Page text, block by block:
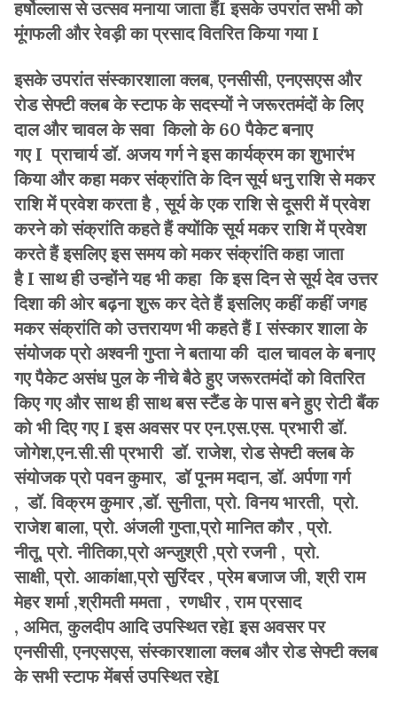
हर्षोल्लास से उत्सव मनाया जाता हैंI इसके उपरांत सभी को
मूंगफली और रेवड़ी का प्रसाद वितरित किया गया I
इसके उपरांत संस्कारशाला क्लब, एनसीसी, एनएसएस और
रोड सेफ्टी क्लब के स्टाफ के सदस्यों ने जरूरतमंदों के लिए
दाल और चावल के सवा किलो के 60 पैकेट बनाए
गए I प्राचार्य डॉ. अजय गर्ग ने इस कार्यक्रम का शुभारंभ
किया और कहा मकर संक्रांति के दिन सूर्य धनु राशि से मकर
राशि में प्रवेश करता है , सूर्य के एक राशि से दूसरी में प्रवेश
करने को संक्रांति कहते हैं क्योंकि सूर्य मकर राशि में प्रवेश
करते हैं इसलिए इस समय को मकर संक्रांति कहा जाता
है I साथ ही उन्होंने यह भी कहा कि इस दिन से सूर्य देव उत्तर
दिशा की ओर बढ़ना शुरू कर देते हैं इसलिए कहीं कहीं जगह
मकर संक्रांति को उत्तरायण भी कहते हैं I संस्कार शाला के
संयोजक प्रो अश्वनी गुप्ता ने बताया की दाल चावल के बनाए
गए पैकेट असंध पुल के नीचे बैठे हुए जरूरतमंदों को वितरित
किए गए और साथ ही साथ बस स्टैंड के पास बने हुए रोटी बैंक
को भी दिए गए I इस अवसर पर एन.एस.एस. प्रभारी डॉ.
जोगेश,एन.सी.सी प्रभारी डॉ. राजेश, रोड सेफ्टी क्लब के
संयोजक प्रो पवन कुमार, डॉ पूनम मदान, डॉ. अर्पणा गर्ग
, डॉ. विक्रम कुमार ,डॉ. सुनीता, प्रो. विनय भारती, प्रो.
राजेश बाला, प्रो. अंजली गुप्ता,प्रो मानित कौर , प्रो.
नीतू, प्रो. नीतिका,प्रो अन्जुश्री ,प्रो रजनी , प्रो.
साक्षी, प्रो. आकांक्षा,प्रो सुरिंदर , प्रेम बजाज जी, श्री राम
मेहर शर्मा ,श्रीमती ममता , रणधीर , राम प्रसाद
, अमित, कुलदीप आदि उपस्थित रहेI इस अवसर पर
एनसीसी, एनएसएस, संस्कारशाला क्लब और रोड सेफ्टी क्लब
के सभी स्टाफ मेंबर्स उपस्थित रहेI